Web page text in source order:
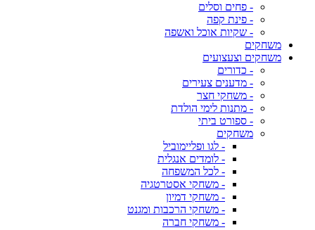
- פחים וסלים
- פינת קפה
- שקיות אוכל ואשפה
משחקים
משחקים וצעצועים
- כדורים
- מדענים צעירים
- משחקי חצר
- מתנות לימי הולדת
- ספורט ביתי
משחקים
- לגו ופליימוביל
- לומדים אנגלית
- לכל המשפחה
- משחקי אסטרטגיה
- משחקי דמיון
- משחקי הרכבות ומגנט
- משחקי חברה